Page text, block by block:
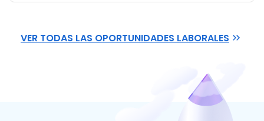
VER TODAS LAS OPORTUNIDADES LABORALES